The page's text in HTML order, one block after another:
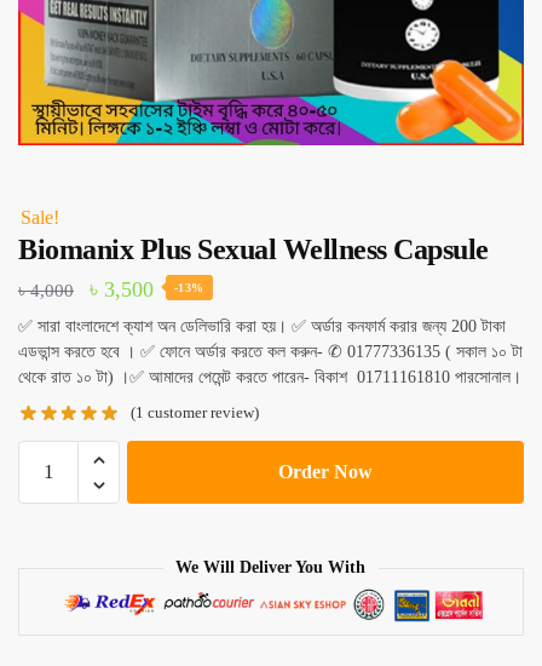
Sale!
Biomanix Plus Sexual Wellness Capsule
৳4,000
Original
price
was:
৳ 4,000.
৳ 3,500Current
price
is:
৳ 3,500.
-13%
✅ সারা বাংলাদেশে ক্যাশ অন ডেলিভারি করা হয়। ✅ অর্ডার কনফার্ম করার জন্য 200 টাকা
এডভান্স করতে হবে । ✅ ফোনে অর্ডার করতে কল করুন- ✆ 01777336135 ( সকাল ১০ টা
থেকে রাত ১০ টা) ।✅ আমাদের পেমেন্ট করতে পারেন- বিকাশ 01711161810 পারসোনাল।
(1 customer review)
Plus
quantity
Order Now
We Will Deliver You With